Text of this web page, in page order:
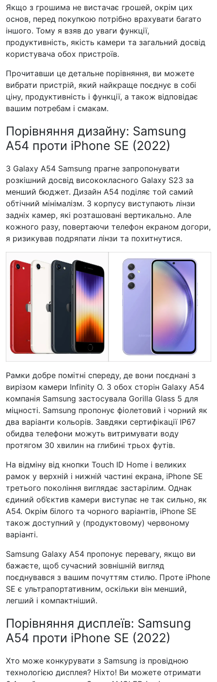
Якщо з грошима не вистачає грошей, окрім цих
основ, перед покупкою потрібно врахувати багато
іншого. Тому я взяв до уваги функції,
продуктивність, якість камери та загальний досвід
користувача обох пристроїв.
Прочитавши це детальне порівняння, ви можете
вибрати пристрій, який найкраще поєднує в собі
ціну, продуктивність і функції, а також відповідає
вашим потребам і смакам.
Порівняння дизайну: Samsung
A54 проти iPhone SE (2022)
З Galaxy A54 Samsung прагне запропонувати
розкішний досвід висококласного Galaxy S23 за
менший бюджет. Дизайн A54 поділяє той самий
обтічний мінімалізм. З корпусу виступають лінзи
задніх камер, які розташовані вертикально. Але
кожного разу, повертаючи телефон екраном догори,
я ризикував подряпати лінзи та похитнутися.
Рамки добре помітні спереду, де вони поєднані з
вирізом камери Infinity O. З обох сторін Galaxy A54
компанія Samsung застосувала Gorilla Glass 5 для
міцності. Samsung пропонує фіолетовий і чорний як
два варіанти кольорів. Завдяки сертифікації IP67
обидва телефони можуть витримувати воду
протягом 30 хвилин на глибині трьох футів.
На відміну від кнопки Touch ID Home і великих
рамок у верхній і нижній частині екрана, iPhone SE
третього покоління виглядає застарілим. Однак
єдиний об’єктив камери виступає не так сильно, як
A54. Окрім білого та чорного варіантів, iPhone SE
також доступний у (продуктовому) червоному
варіанті.
Samsung Galaxy A54 пропонує перевагу, якщо ви
бажаєте, щоб сучасний зовнішній вигляд
поєднувався з вашим почуттям стилю. Проте iPhone
SE є ультрапортативним, оскільки він менший,
легший і компактніший.
Порівняння дисплеїв: Samsung
A54 проти iPhone SE (2022)
Хто може конкурувати з Samsung із провідною
технологією дисплея? Ніхто! Ви можете отримати